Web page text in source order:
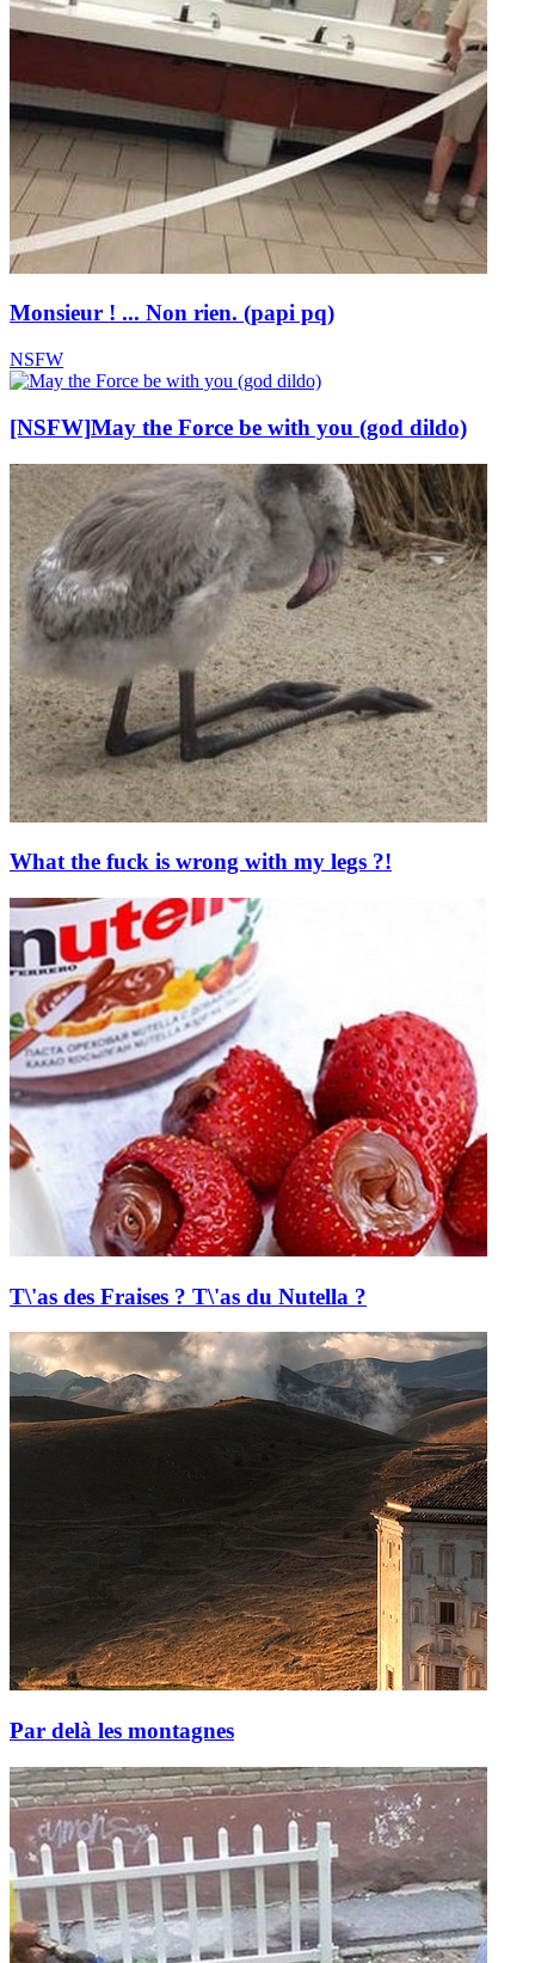
Monsieur ! ... Non rien. (papi pq)
NSFW
[NSFW]May the Force be with you (god dildo)
What the fuck is wrong with my legs ?!
T\'as des Fraises ? T\'as du Nutella ?
Par delà les montagnes